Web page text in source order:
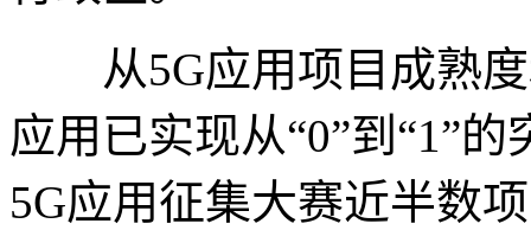
从5G应用项目成熟度
应用已实现从“0”到“1”
5G应用征集大赛近半数